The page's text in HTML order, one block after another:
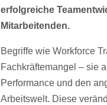
erfolgreiche
Mitarbeitenden.
Begriffe wie Workforce
Fachkräftemangel – sie
Performance und den
Arbeitswelt. Diese